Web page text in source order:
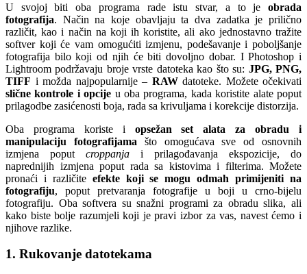
U svojoj biti oba programa rade istu stvar, a to je obrada
fotografija. Način na koje obavljaju ta dva zadatka je prilično
različit, kao i način na koji ih koristite, ali ako jednostavno tražite
softver koji će vam omogućiti izmjenu, podešavanje i poboljšanje
fotografija bilo koji od njih će biti dovoljno dobar. I Photoshop i
Lightroom podržavaju broje vrste datoteka kao što su: JPG, PNG,
TIFF i možda najpopularnije – RAWdatoteke. Možete očekivati
slične kontrole i opcije u oba programa, kada koristite alate poput
prilagodbe zasićenosti boja, rada sa krivuljama i korekcije distorzija.
Oba programa koriste i opsežan set alata za obradu i
manipulaciju fotografijama što omogućava sve od osnovnih
izmjena poput croppanja i prilagođavanja ekspozicije, do
naprednijih izmjena poput rada sa kistovima i filterima. Možete
pronaći i različite efekte koji se mogu odmah primijeniti na
fotografiju, poput pretvaranja fotografije u boji u crno-bijelu
fotografiju. Oba softvera su snažni programi za obradu slika, ali
kako biste bolje razumjeli koji je pravi izbor za vas, navest ćemo i
njihove razlike.
1. Rukovanje datotekama